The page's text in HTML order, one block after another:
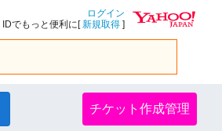
ログイン
IDでもっと便利に[新規取得 ]
チケット作成管理